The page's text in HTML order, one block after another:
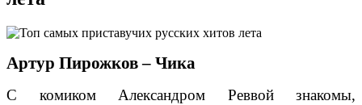
Артур Пирожков – Чика
С комиком Александром Реввой знакомы,